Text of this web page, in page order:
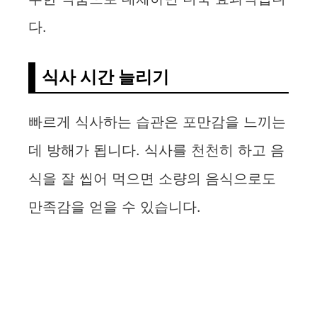
다.
식사 시간 늘리기
빠르게 식사하는 습관은 포만감을 느끼는
데 방해가 됩니다. 식사를 천천히 하고 음
식을 잘 씹어 먹으면 소량의 음식으로도
만족감을 얻을 수 있습니다.